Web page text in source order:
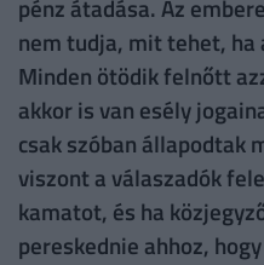
pénz átadása. Az
nem tudja, mit tehet,
Minden ötödik felnőtt
akkor is van esély
csak szóban állapodtak
viszont a válaszadók
kamatot, és ha
pereskednie ahhoz,